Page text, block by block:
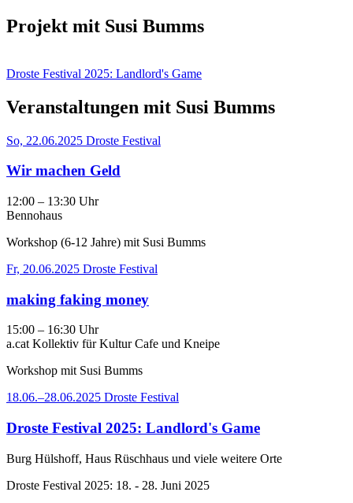
Projekt mit Susi Bumms
Droste Festival 2025: Landlord's Game
Veranstaltungen mit Susi Bumms
So, 22.06.2025 Droste Festival
Wir machen Geld
12:00 – 13:30 Uhr
Bennohaus
Workshop (6-12 Jahre) mit Susi Bumms
Fr, 20.06.2025 Droste Festival
making faking money
15:00 – 16:30 Uhr
a.cat Kollektiv für Kultur Cafe und Kneipe
Workshop mit Susi Bumms
18.06.–28.06.2025 Droste Festival
Droste Festival 2025: Landlord's Game
Burg Hülshoff, Haus Rüschhaus und viele weitere Orte
Droste Festival 2025: 18. - 28. Juni 2025